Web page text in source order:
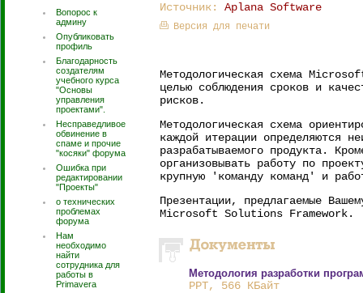
Вопорос к
админу
Опубликовать
профиль
Благодарность
создателям
учебного курса
"Основы
управления
проектами".
Несправедливое
обвинение в
спаме и прочие
"косяки" форума
Ошибка при
редактировании
"Проекты"
о технических
проблемах
форума
Нам
необходимо
найти
сотрудника для
работы в
Primavera
Источник: Aplana Software
Версия для печати
Методологическая схема
целью соблюдения сроков и
рисков.
Методологическая схема
каждой итерации определяются
разрабатываемого продукта.
организовывать работу по
крупную 'команду команд' и
Презентации, предлагаемые
Microsoft Solutions Framework.
Методология разработки
PPT, 566 КБайт